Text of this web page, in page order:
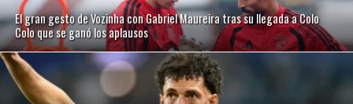
El gran gesto de Vozinha con Gabriel Maureira tras su llegada a Colo
Colo que se ganó los aplausos